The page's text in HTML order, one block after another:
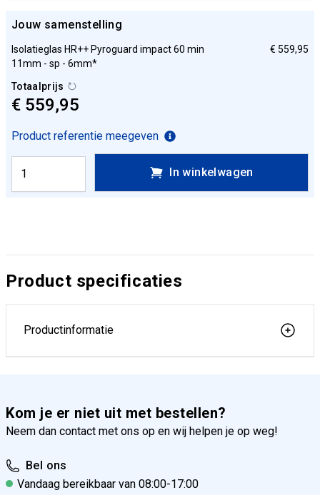
Jouw samenstelling
Isolatieglas HR++ Pyroguard impact 60 min
11mm - sp - 6mm*
€ 559,95
Totaalprijs
€ 559,95
Product referentie meegeven
In winkelwagen
Product specificaties
Productinformatie
Kom je er niet uit met bestellen?
Neem dan contact met ons op en wij helpen je op weg!
Bel ons
Vandaag bereikbaar van 08:00-17:00